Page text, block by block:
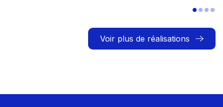
Voir plus de réalisations